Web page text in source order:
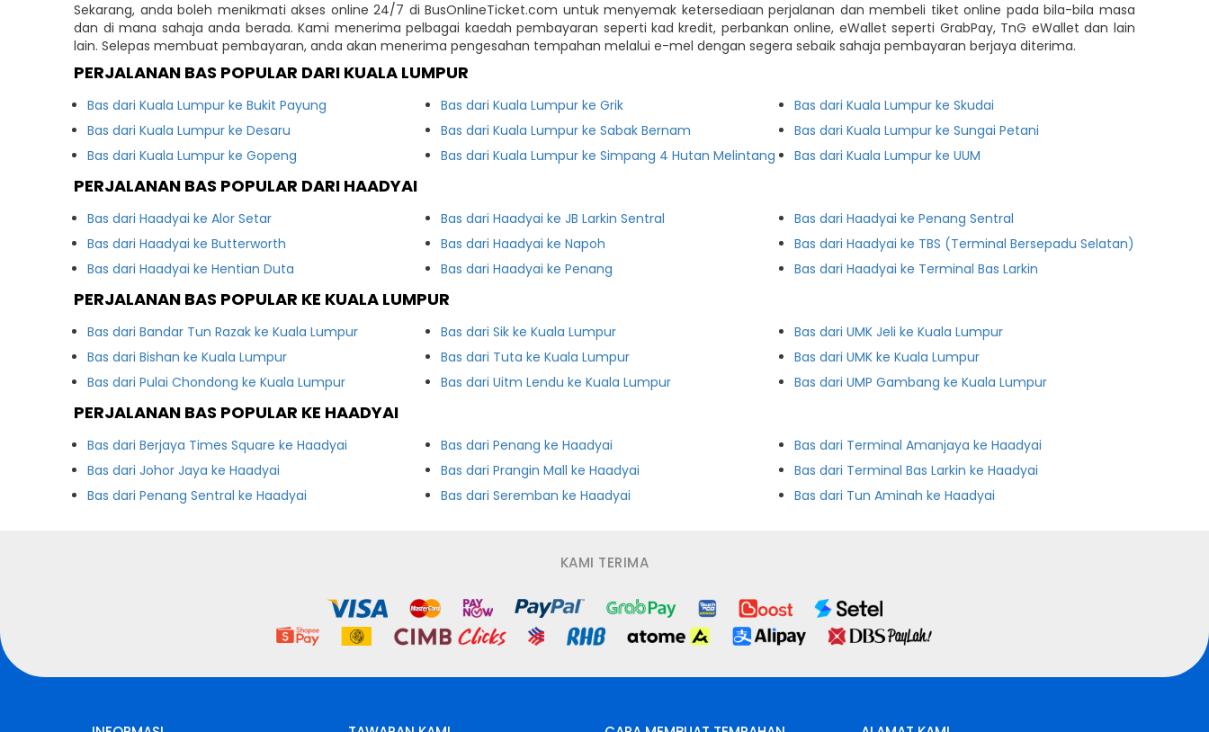
Sekarang, anda boleh menikmati akses online 24/7 di BusOnlineTicket.com untuk menyemak ketersediaan perjalanan dan membeli tiket online pada bila-bila masa
dan di mana sahaja anda berada. Kami menerima pelbagai kaedah pembayaran seperti kad kredit, perbankan online, eWallet seperti GrabPay, TnG eWallet dan lain
lain. Selepas membuat pembayaran, anda akan menerima pengesahan tempahan melalui e-mel dengan segera sebaik sahaja pembayaran berjaya diterima.
PERJALANAN BAS POPULAR DARI KUALA LUMPUR
Bas dari Kuala Lumpur ke Bukit Payung
Bas dari Kuala Lumpur ke Desaru
Bas dari Kuala Lumpur ke Gopeng
Bas dari Kuala Lumpur ke Grik
Bas dari Kuala Lumpur ke Sabak Bernam
Bas dari Kuala Lumpur ke Simpang 4 Hutan Melintang
Bas dari Kuala Lumpur ke Skudai
Bas dari Kuala Lumpur ke Sungai Petani
Bas dari Kuala Lumpur ke UUM
PERJALANAN BAS POPULAR DARI HAADYAI
Bas dari Haadyai ke Alor Setar
Bas dari Haadyai ke Butterworth
Bas dari Haadyai ke Hentian Duta
Bas dari Haadyai ke JB Larkin Sentral
Bas dari Haadyai ke Napoh
Bas dari Haadyai ke Penang
Bas dari Haadyai ke Penang Sentral
Bas dari Haadyai ke TBS (Terminal Bersepadu Selatan)
Bas dari Haadyai ke Terminal Bas Larkin
PERJALANAN BAS POPULAR KE KUALA LUMPUR
Bas dari Bandar Tun Razak ke Kuala Lumpur
Bas dari Bishan ke Kuala Lumpur
Bas dari Pulai Chondong ke Kuala Lumpur
Bas dari Sik ke Kuala Lumpur
Bas dari Tuta ke Kuala Lumpur
Bas dari Uitm Lendu ke Kuala Lumpur
Bas dari UMK Jeli ke Kuala Lumpur
Bas dari UMK ke Kuala Lumpur
Bas dari UMP Gambang ke Kuala Lumpur
PERJALANAN BAS POPULAR KE HAADYAI
Bas dari Berjaya Times Square ke Haadyai
Bas dari Johor Jaya ke Haadyai
Bas dari Penang Sentral ke Haadyai
Bas dari Penang ke Haadyai
Bas dari Prangin Mall ke Haadyai
Bas dari Seremban ke Haadyai
Bas dari Terminal Amanjaya ke Haadyai
Bas dari Terminal Bas Larkin ke Haadyai
Bas dari Tun Aminah ke Haadyai
KAMI TERIMA